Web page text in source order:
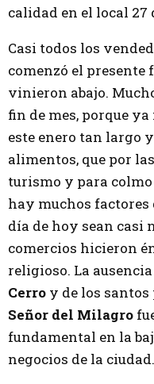
calidad en el local 27
Casi todos los
comenzó el presente
vinieron abajo.
fin de mes, porque
este enero tan largo
alimentos, que por
turismo y para
hay muchos factores
día de hoy sean casi
comercios hicieron
religioso. La
Cerro y de los
Señor del Milagro
fundamental en la
negocios de la ciudad.